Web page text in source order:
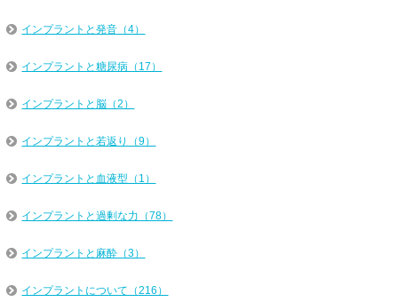
インプラントと発音（4）
インプラントと糖尿病（17）
インプラントと脳（2）
インプラントと若返り（9）
インプラントと血液型（1）
インプラントと過剰な力（78）
インプラントと麻酔（3）
インプラントについて（216）